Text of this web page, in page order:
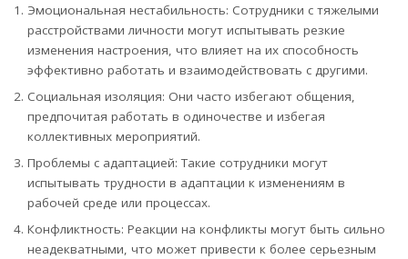
Эмоциональная нестабильность: Сотрудники с тяжелыми
расстройствами личности могут испытывать резкие
изменения настроения, что влияет на их способность
эффективно работать и взаимодействовать с другими.
Социальная изоляция: Они часто избегают общения,
предпочитая работать в одиночестве и избегая
коллективных мероприятий.
Проблемы с адаптацией: Такие сотрудники могут
испытывать трудности в адаптации к изменениям в
рабочей среде или процессах.
Конфликтность: Реакции на конфликты могут быть сильно
неадекватными, что может привести к более серьезным